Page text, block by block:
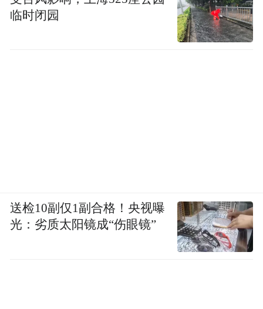
临时闭园
送检10副仅1副合格！央视曝
光：劣质太阳镜成“伤眼镜”